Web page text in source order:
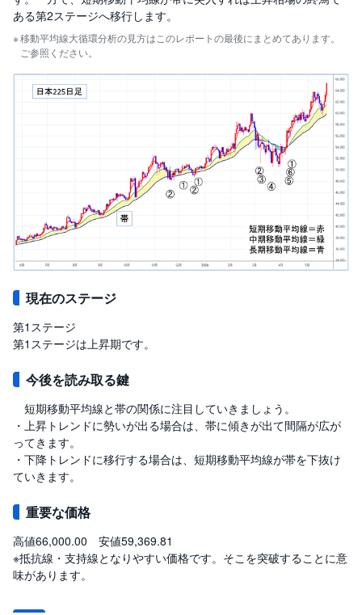
ある第2ステージへ移行します。
移動平均線大循環分析の見方はこのレポートの最後にまとめてあります。
ご参照ください。
現在のステージ
第1ステージ
第1ステージは上昇期です。
今後を読み取る鍵
短期移動平均線と帯の関係に注目していきましょう。
・上昇トレンドに勢いが出る場合は、帯に傾きが出て間隔が広が
ってきます。
・下降トレンドに移行する場合は、短期移動平均線が帯を下抜け
ていきます。
重要な価格
高値66,000.00 安値59,369.81
※抵抗線・支持線となりやすい価格です。そこを突破することに意
味があります。